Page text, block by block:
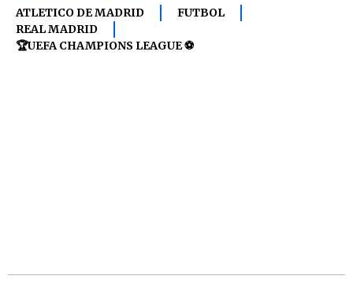
ATLETICO DE MADRID
FUTBOL
REAL MADRID
🏆UEFA CHAMPIONS LEAGUE ⚽